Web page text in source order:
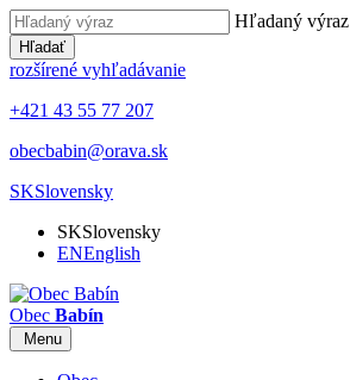
Hľadaný výraz
Hľadať
rozšírené vyhľadávanie
+421 43 55 77 207
obecbabin@orava.sk
SKSlovensky
SKSlovensky
ENEnglish
Obec Babín
Menu